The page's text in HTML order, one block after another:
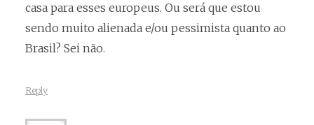
casa para esses europeus. Ou será que estou
sendo muito alienada e/ou pessimista quanto ao
Brasil? Sei não.
Reply